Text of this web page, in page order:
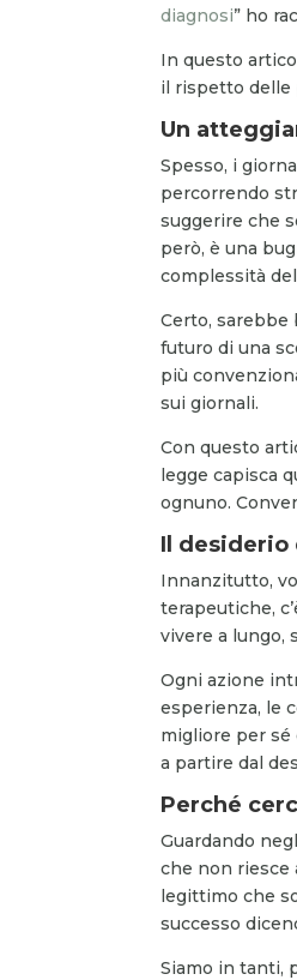
diagnosi” ho
In questo
il rispetto delle
Un
Spesso, i
percorrendo
suggerire che
però, è una
complessità
Certo, sarebbe
futuro di una
più
sui giornali.
Con questo
legge capisca
ognuno.
Il desiderio
Innanzitutto,
terapeutiche,
vivere a lungo,
Ogni azione
esperienza, le
migliore per sé
a partire dal
Perché
Guardando
che non riesce
legittimo che
successo
Siamo in tanti,